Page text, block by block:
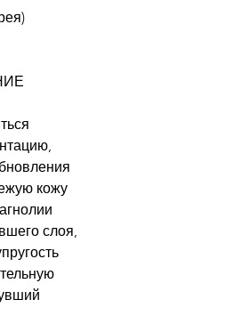
кожу
слоя,